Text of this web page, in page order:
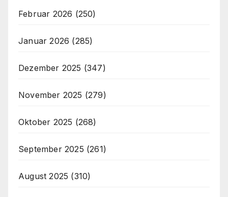
Februar 2026 (250)
Januar 2026 (285)
Dezember 2025 (347)
November 2025 (279)
Oktober 2025 (268)
September 2025 (261)
August 2025 (310)